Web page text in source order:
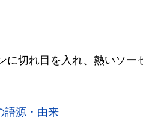
に切れ目を入れ、熱いソ
語源・由来